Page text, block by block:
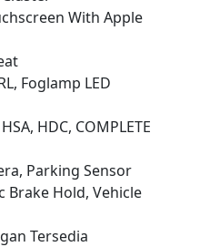
With Apple
Foglamp LED
HDC, COMPLETE
Parking Sensor
Brake Hold, Vehicle
Tersedia